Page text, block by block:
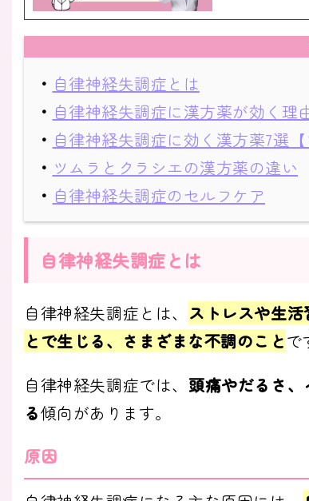
・ 自律神経失調症とは
・ 自律神経失調症に漢方薬が効く理
・ 自律神経失調症に効く漢方薬7選
・ ツムラとクラシエの漢方薬の違い
・ 自律神経失調症のセルフケア
自律神経失調症とは
自律神経失調症とは、 ストレスや生
とで生じる、さまざまな不調のことで
自律神経失調症では、頭痛やだるさ
る傾向があります。
原因